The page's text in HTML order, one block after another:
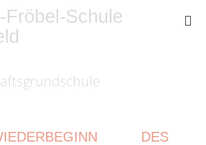
Fröbel-Schule
DES